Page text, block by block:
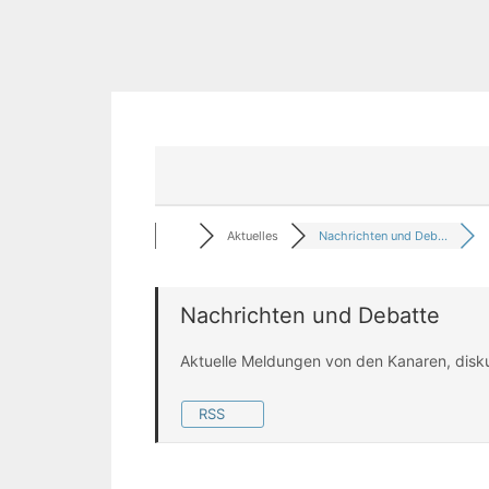
Aktuelles Nachrichten und Deb...
Nachrichten und Debatte
Aktuelle Meldungen von den Kanaren,
RSS